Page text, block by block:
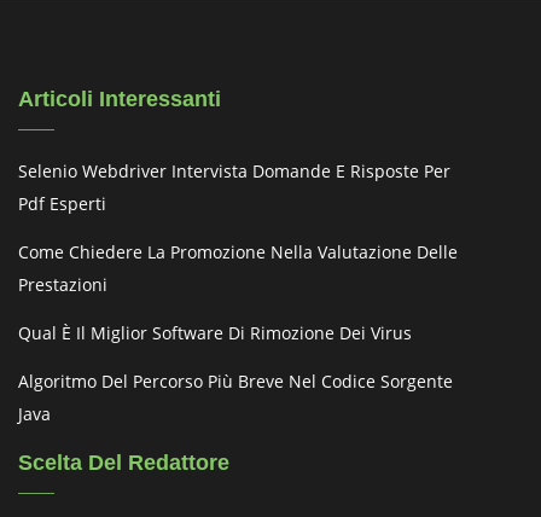
Articoli Interessanti
Selenio Webdriver Intervista Domande E Risposte Per
Pdf Esperti
Come Chiedere La Promozione Nella Valutazione Delle
Prestazioni
Qual È Il Miglior Software Di Rimozione Dei Virus
Algoritmo Del Percorso Più Breve Nel Codice Sorgente
Java
Scelta Del Redattore